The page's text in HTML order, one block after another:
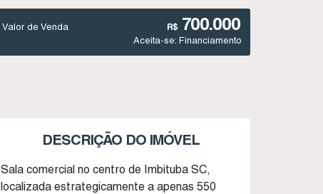
R$ 700.000
Valor de Venda
Aceita-se: Financiamento
DESCRIÇÃO DO IMÓVEL
Sala comercial no centro de Imbituba SC,
localizada estrategicamente a apenas 550